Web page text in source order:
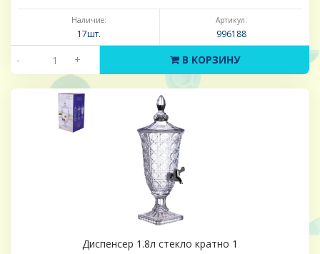
Наличие:
17шт.
Артикул:
996188
- + В КОРЗИНУ
Диспенсер 1.8л стекло кратно 1